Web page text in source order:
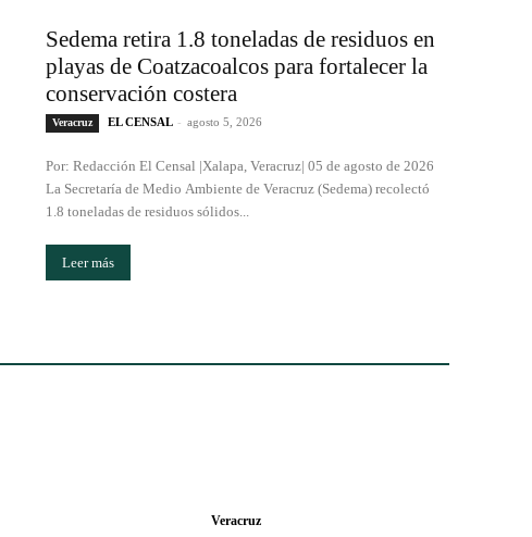
Sedema retira 1.8 toneladas de residuos en
playas de Coatzacoalcos para fortalecer la
conservación costera
Veracruz EL CENSAL - agosto 5, 2026
Por: Redacción El Censal |Xalapa, Veracruz| 05 de agosto de 2026
La Secretaría de Medio Ambiente de Veracruz (Sedema) recolectó
1.8 toneladas de residuos sólidos...
Leer más
Veracruz